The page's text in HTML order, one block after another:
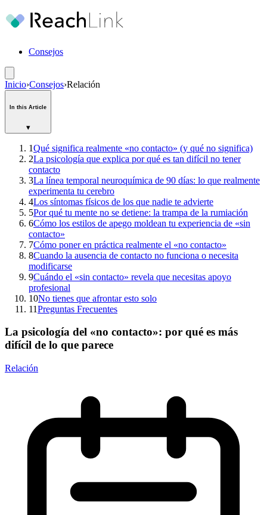
Consejos
Inicio›Consejos›Relación
In this Article
▾
1Qué significa realmente «no contacto» (y qué no significa)
2La psicología que explica por qué es tan difícil no tener
contacto
3La línea temporal neuroquímica de 90 días: lo que realmente
experimenta tu cerebro
4Los síntomas físicos de los que nadie te advierte
5Por qué tu mente no se detiene: la trampa de la rumiación
6Cómo los estilos de apego moldean tu experiencia de «sin
contacto»
7Cómo poner en práctica realmente el «no contacto»
8Cuando la ausencia de contacto no funciona o necesita
modificarse
9Cuándo el «sin contacto» revela que necesitas apoyo
profesional
10No tienes que afrontar esto solo
11Preguntas Frecuentes
La psicología del «no contacto»: por qué es más
difícil de lo que parece
Relación